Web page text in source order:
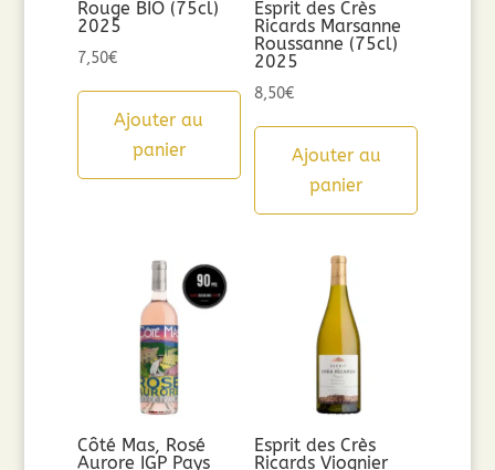
Rouge BIO (75cl)
2025
7,50€
Ajouter au
panier
Esprit des Crès
Ricards Marsanne
Roussanne (75cl)
2025
8,50€
Ajouter au
panier
Côté Mas, Rosé
Aurore IGP Pays
Esprit des Crès
Ricards Viognier